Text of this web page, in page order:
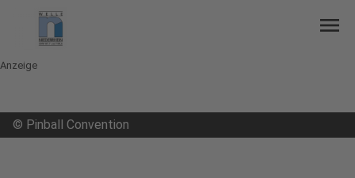
menu
Anzeige
© Pinball Convention